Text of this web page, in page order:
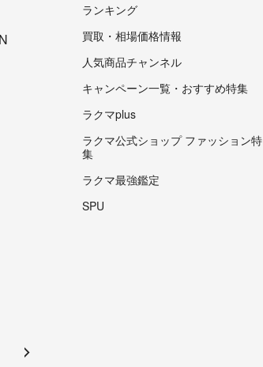
ランキング
買取・相場価格情報
人気商品チャンネル
キャンペーン一覧・おすすめ特集
ラクマplus
ラクマ公式ショップ ファッション特
集
ラクマ最強鑑定
SPU